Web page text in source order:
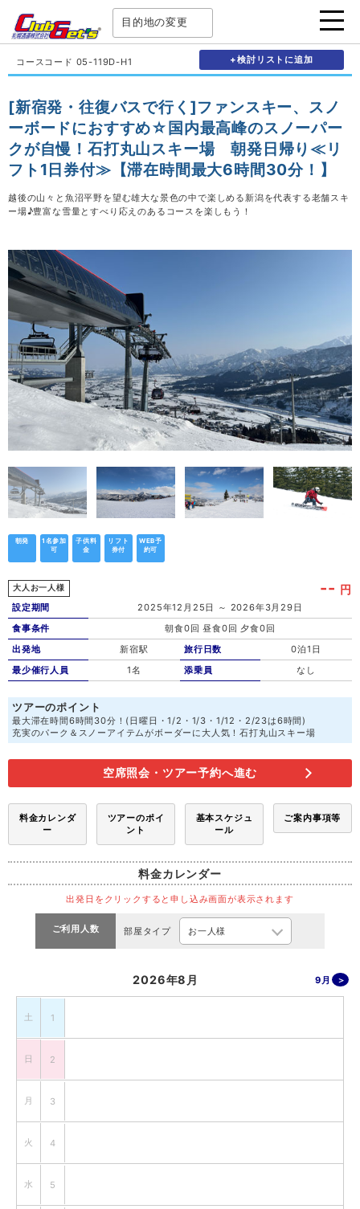
目的地の変更
コースコード 05-119D-H1 +検討リストに追加
[新宿発・往復バスで行く]ファンスキー、スノ
ーボードにおすすめ☆国内最高峰のスノーパー
クが自慢！石打丸山スキー場 朝発日帰り≪リ
フト1日券付≫【滞在時間最大6時間30分！】
越後の山々と魚沼平野を望む雄大な景色の中で楽しめる新潟を代表する老舗スキ
ー場♪豊富な雪量とすべり応えのあるコースを楽しもう！
朝発
1名参加
可
子供料
金
リフト
券付
WEB予
約可
大人お一人様 -- 円
設定期間
2025年12月25日 ～ 2026年3月29日
食事条件
朝食0回 昼食0回 夕食0回
出発地
新宿駅
最少催行人員
1名
旅行日数
0泊1日
添乗員
なし
ツアーのポイント
最大滞在時間6時間30分！(日曜日・1/2・1/3・1/12・2/23は6時間)
充実のパーク＆スノーアイテムがボーダーに大人気！石打丸山スキー場
空席照会・ツアー予約へ進む
料金カレンダ
ー
ツアーのポイ
ント
基本スケジュ
ール
ご案内事項等
料金カレンダー
出発日をクリックすると申し込み画面が表示されます
ご利用人数 部屋タイプ
2026年8月 9月
土 1
日 2
月 3
火 4
水 5